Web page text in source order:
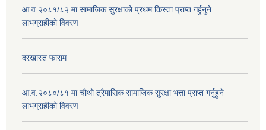
आ.व.२०८१/८२ मा सामाजिक सुरक्षाको प्रथम किस्ता प्राप्त गर्हुनुने
लाभग्राहीको विवरण
दरखास्त फाराम
आ.व.२०८०/८१ मा चौथो त्रैमासिक सामाजिक सुरक्षा भत्ता प्राप्त गर्नुहुने
लाभग्राहीको विवरण